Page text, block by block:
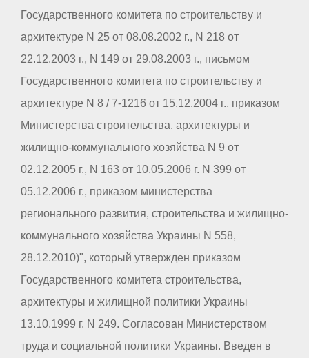
Государственного комитета по строительству и
архитектуре N 25 от 08.08.2002 г., N 218 от
22.12.2003 г., N 149 от 29.08.2003 г., письмом
Государственного комитета по строительству и
архитектуре N 8 / 7-1216 от 15.12.2004 г., приказом
Министерства строительства, архитектуры и
жилищно-коммунального хозяйства N 9 от
02.12.2005 г., N 163 от 10.05.2006 г. N 399 от
05.12.2006 г., приказом министерства
регионального развития, строительства и жилищно-
коммунального хозяйства Украины N 558,
28.12.2010)", который утвержден приказом
Государственного комитета строительства,
архитектуры и жилищной политики Украины
13.10.1999 г. N 249. Согласован Министерством
труда и социальной политики Украины. Введен в